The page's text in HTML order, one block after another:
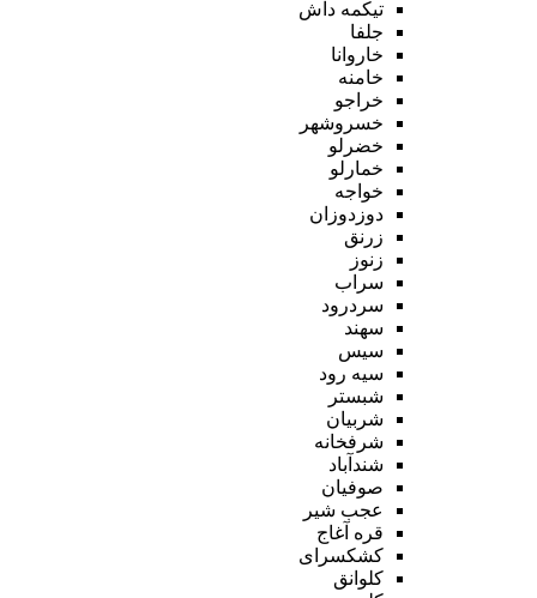
تیکمه داش
جلفا
خاروانا
خامنه
خراجو
خسروشهر
خضرلو
خمارلو
خواجه
دوزدوزان
زرنق
زنوز
سراب
سردرود
سهند
سیس
سیه رود
شبستر
شربیان
شرفخانه
شندآباد
صوفیان
عجب شیر
قره آغاج
کشکسرای
کلوانق